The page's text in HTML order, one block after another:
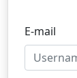
E-mail